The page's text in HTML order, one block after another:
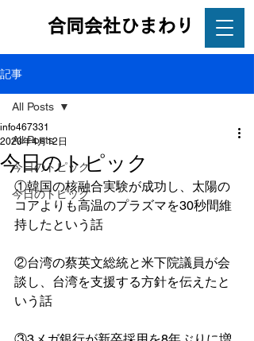
合同会社ひまわり
記事
All Posts
今日のトピック
今日のトピック
All Posts
今日のトピック
info467331
2023年4月12日
①韓国の核融合実験が成功し、太陽の
コアよりも高温のプラズマを30秒間維
持したという話
②台湾の蔡英文総統と米下院議員が会
談し、台湾を支援する方針を伝えたと
いう話